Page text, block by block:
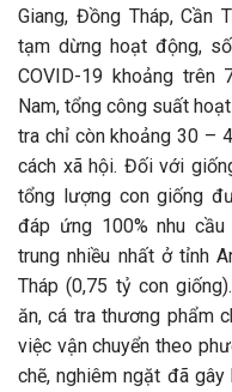
Giang, Đồng Tháp, Cần
tạm dừng hoạt động,
COVID-19 khoảng trên
Nam, tổng công suất
tra chỉ còn khoảng 30 –
cách xã hội. Đối với
tổng lượng con giống
đáp ứng 100% nhu
trung nhiều nhất ở tỉnh
Tháp (0,75 tỷ con
ăn, cá tra thương phẩm
việc vận chuyển theo
chẽ, nghiêm ngặt đã